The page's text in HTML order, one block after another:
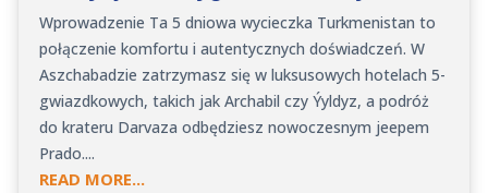
Wprowadzenie Ta 5 dniowa wycieczka Turkmenistan to
połączenie komfortu i autentycznych doświadczeń. W
Aszchabadzie zatrzymasz się w luksusowych hotelach 5-
gwiazdkowych, takich jak Archabil czy Ýyldyz, a podróż
do krateru Darvaza odbędziesz nowoczesnym jeepem
Prado....
READ MORE...